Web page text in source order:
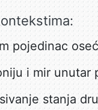
pojedinac
i mir unutar
stanja